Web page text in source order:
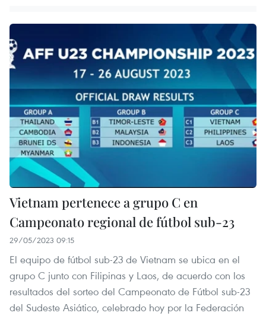
Vietnam pertenece a grupo C en
Campeonato regional de fútbol sub-23
29/05/2023 09:15
El equipo de fútbol sub-23 de Vietnam se ubica en el
grupo C junto con Filipinas y Laos, de acuerdo con los
resultados del sorteo del Campeonato de Fútbol sub-23
del Sudeste Asiático, celebrado hoy por la Federación